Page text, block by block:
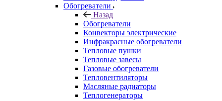
Обогреватели
Назад
Обогреватели
Конвекторы электрические
Инфракрасные обогреватели
Тепловые пушки
Тепловые завесы
Газовые обогреватели
Тепловентиляторы
Масляные радиаторы
Теплогенераторы